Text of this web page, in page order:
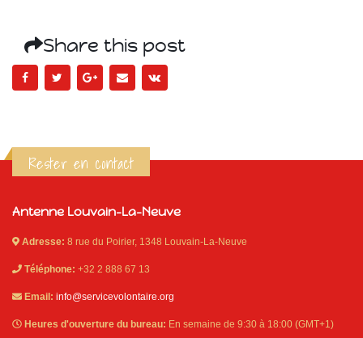
Share this post
Rester en contact
Antenne Louvain-La-Neuve
Adresse: 8 rue du Poirier, 1348 Louvain-La-Neuve
Téléphone: +32 2 888 67 13
Email: info@servicevolontaire.org
Heures d'ouverture du bureau: En semaine de 9:30 à 18:00 (GMT+1)